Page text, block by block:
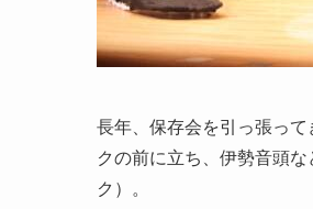
長年、保存会を引っ張っ
クの前に立ち、伊勢音頭
ク）。